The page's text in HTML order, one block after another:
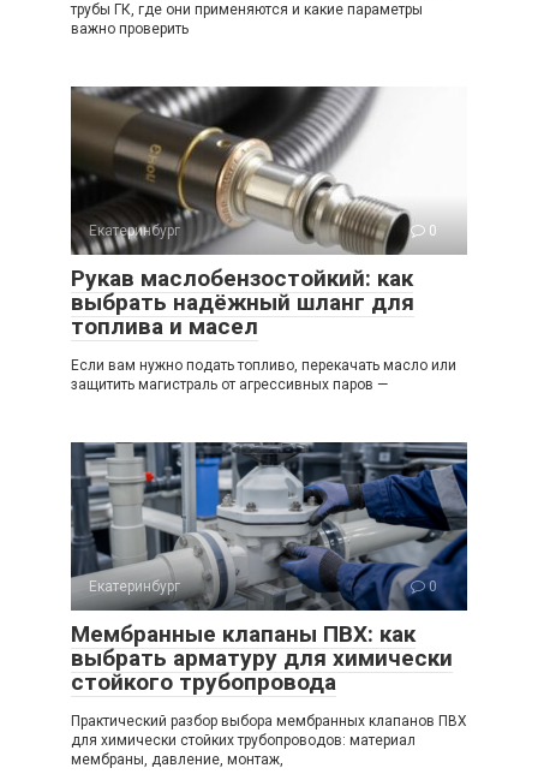
трубы ГК, где они применяются и какие параметры
важно проверить
Екатеринбург 0
Рукав маслобензостойкий: как
выбрать надёжный шланг для
топлива и масел
Если вам нужно подать топливо, перекачать масло или
защитить магистраль от агрессивных паров —
Екатеринбург 0
Мембранные клапаны ПВХ: как
выбрать арматуру для химически
стойкого трубопровода
Практический разбор выбора мембранных клапанов ПВХ
для химически стойких трубопроводов: материал
мембраны, давление, монтаж,